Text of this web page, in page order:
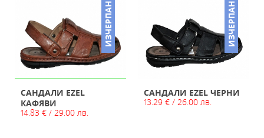
ИЗЧЕРПАН
САНДАЛИ EZEL
КАФЯВИ
14.83 € / 29.00 лв.
ИЗЧЕРПАН
САНДАЛИ EZEL ЧЕРНИ
13.29 € / 26.00 лв.